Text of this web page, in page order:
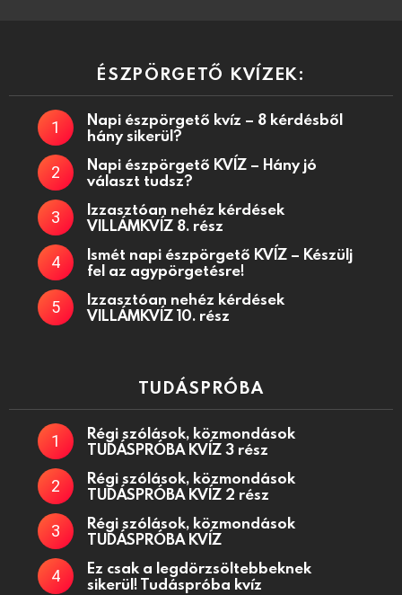
ÉSZPÖRGETŐ KVÍZEK:
Napi észpörgető kvíz – 8 kérdésből
hány sikerül?
Napi észpörgető KVÍZ – Hány jó
választ tudsz?
Izzasztóan nehéz kérdések
VILLÁMKVÍZ 8. rész
Ismét napi észpörgető KVÍZ – Készülj
fel az agypörgetésre!
Izzasztóan nehéz kérdések
VILLÁMKVÍZ 10. rész
TUDÁSPRÓBA
Régi szólások, közmondások
TUDÁSPRÓBA KVÍZ 3 rész
Régi szólások, közmondások
TUDÁSPRÓBA KVÍZ 2 rész
Régi szólások, közmondások
TUDÁSPRÓBA KVÍZ
Ez csak a legdörzsöltebbeknek
sikerül! Tudáspróba kvíz